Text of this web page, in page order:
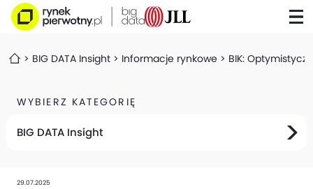
BIG DATA Insight Informacje rynkowe BIK:
WYBIERZ KATEGORIĘ
BIG DATA Insight
29.07.2025